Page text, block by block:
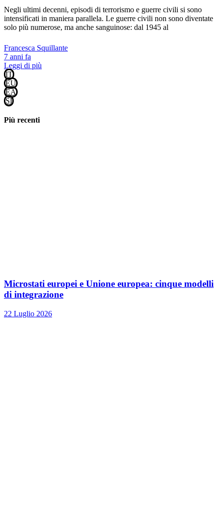
Negli ultimi decenni, episodi di terrorismo e guerre civili si sono
intensificati in maniera parallela. Le guerre civili non sono diventate
solo più numerose, ma anche sanguinose: dal 1945 al
Francesca Squillante
7 anni fa
Leggi di più
IT
EU
EA
SI
Più recenti
Microstati europei e Unione europea: cinque modelli
di integrazione
22 Luglio 2026